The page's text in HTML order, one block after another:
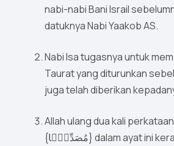
nabi-nabi Bani Israil
datuknya Nabi Yaakob AS.
Nabi Isa tugasnya untuk
Taurat yang diturunkan
juga telah diberikan
Allah ulang dua kali
{مُصَدِّقًۭا} dalam ayat ini kerana ia membawa